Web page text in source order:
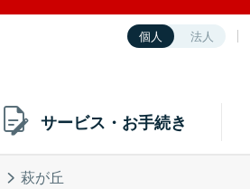
個人 法人
サービス・お手続き
萩が丘